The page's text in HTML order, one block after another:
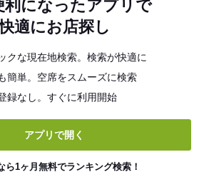
利になったアプリで
適にお店探し
クな現在地検索。検索が快適に
簡単。空席をスムーズに検索
録なし。すぐに利用開始
アプリで開く
ら1ヶ月無料でランキング検索！